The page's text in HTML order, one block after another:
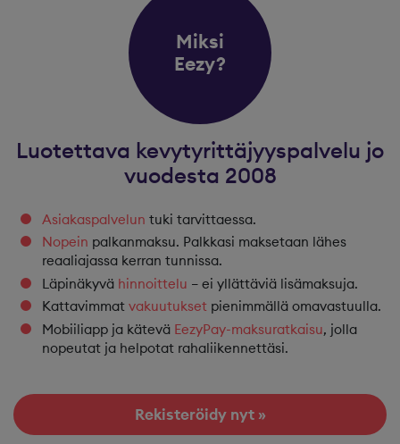
Miksi
Eezy?
Luotettava kevytyrittäjyyspalvelu jo
vuodesta 2008
Asiakaspalvelun tuki tarvittaessa.
Nopein palkanmaksu. Palkkasi maksetaan lähes
reaaliajassa kerran tunnissa.
Läpinäkyvä hinnoittelu – ei yllättäviä lisämaksuja.
Kattavimmat vakuutukset pienimmällä omavastuulla.
Mobiiliapp ja kätevä EezyPay-maksuratkaisu, jolla
nopeutat ja helpotat rahaliikennettäsi.​
Rekisteröidy nyt »